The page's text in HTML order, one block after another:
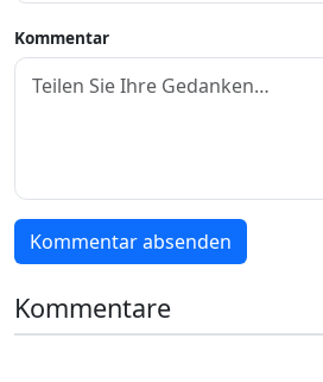
Kommentar
Kommentar absenden
Kommentare